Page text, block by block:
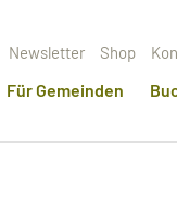
Newsletter Shop
Für Gemeinden